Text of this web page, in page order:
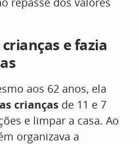
e fazia
aos 62 anos, ela
crianças de 11 e 7
e limpar a casa. Ao
organizava a